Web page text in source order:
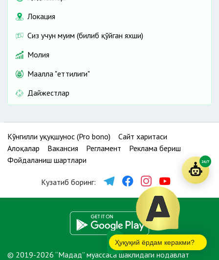
Локация
Сиз учун муҳим (билиб қўйган яхши)
Молия
Маҳалла "еттилиги"
Дайжестлар
Кўнгилли ҳуқуқшунос (Pro bono)
Сайт харитаси
Алоқалар
Вакансия Регламент
Реклама бериш
Фойдаланиш шартлари
Кузатиб боринг:
© 2019-2026 “Мадад” муассаса шаклидаги нодавлат
Ҳуқуқий ёрдам керакми?
24/7